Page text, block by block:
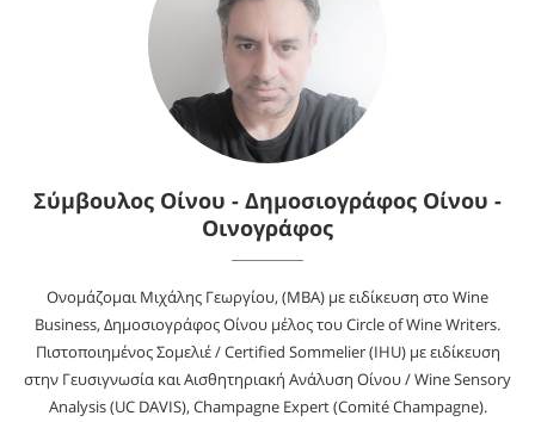
Σύμβουλος Οίνου - Δημοσιογράφος Οίνου -
Οινογράφος
Ονομάζομαι Μιχάλης Γεωργίου, (MBA) με ειδίκευση στο Wine
Business, Δημοσιογράφος Οίνου μέλος του Circle of Wine Writers.
Πιστοποιημένος Σομελιέ / Certified Sommelier (IHU) με ειδίκευση
στην Γευσιγνωσία και Αισθητηριακή Ανάλυση Οίνου / Wine Sensory
Analysis (UC DAVIS), Champagne Expert (Comité Champagne).